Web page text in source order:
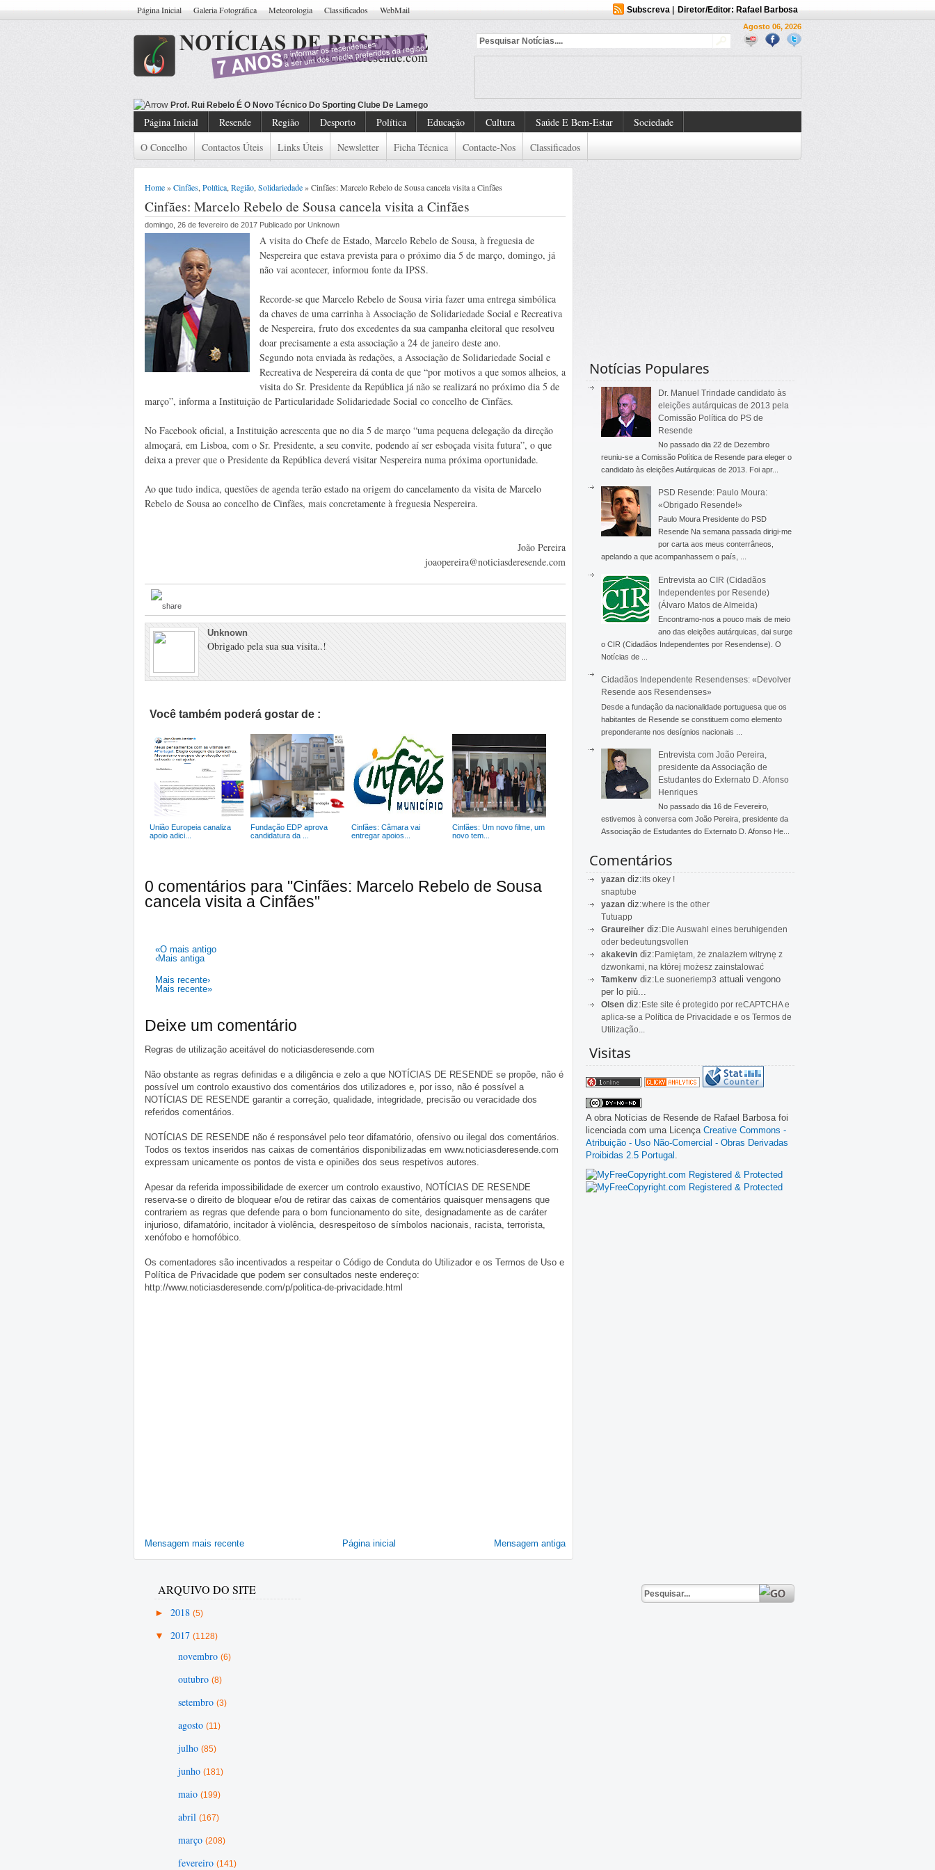
Página Inicial Galeria Fotográfica Meteorologia Classificados WebMail Subscreva| Diretor/Editor: Rafael Barbosa
Agosto 06, 2026
Prof. Rui Rebelo É O Novo Técnico Do Sporting Clube De Lamego
Página Inicial Resende Região Desporto Política Educação Cultura Saúde E Bem-Estar
Sociedade
O Concelho
Contactos Úteis Links Úteis Newsletter Ficha Técnica Contacte-Nos Classificados
Home»Cinfães Política Região Solidariedade» Cinfães: Marcelo Rebelo de Sousa cancela visita a Cinfães
Cinfães: Marcelo Rebelo de Sousa cancela visita a Cinfães
domingo, 26 de fevereiro de 2017 Publicado por Unknown
A visita do Chefe de Estado, Marcelo Rebelo de Sousa, à freguesia de
Nespereira que estava prevista para o próximo dia 5 de março, domingo, já
não vai acontecer, informou fonte da IPSS.
Recorde-se que Marcelo Rebelo de Sousa viria fazer uma entrega simbólica
da chaves de uma carrinha à Associação de Solidariedade Social e Recreativa
de Nespereira, fruto dos excedentes da sua campanha eleitoral que resolveu
doar precisamente a esta associação a 24 de janeiro deste ano.
Segundo nota enviada às redações, a Associação de Solidariedade Social e
Recreativa de Nespereira dá conta de que “por motivos a que somos alheios, a
visita do Sr. Presidente da República já não se realizará no próximo dia 5 de
março”, informa a Instituição de Particularidade Solidariedade Social co concelho de Cinfães.
No Facebook oficial, a Instituição acrescenta que no dia 5 de março “uma pequena delegação da direção
almoçará, em Lisboa, com o Sr. Presidente, a seu convite, podendo aí ser esboçada visita futura”, o que
deixa a prever que o Presidente da República deverá visitar Nespereira numa próxima oportunidade.
Ao que tudo indica, questões de agenda terão estado na origem do cancelamento da visita de Marcelo
Rebelo de Sousa ao concelho de Cinfães, mais concretamente à freguesia Nespereira.
João Pereira
joaopereira@noticiasderesende.com
Unknown
Obrigado pela sua sua visita..!
Você também poderá gostar de :
União Europeia canaliza
apoio adici...
Fundação EDP aprova
candidatura da ...
Cinfães: Câmara vai
entregar apoios...
Cinfães: Um novo filme, um
novo tem...
0 comentários para "Cinfães: Marcelo Rebelo de Sousa
cancela visita a Cinfães"
«O mais antigo
‹Mais antiga
Mais recente›
Mais recente»
Deixe um comentário
Regras de utilização aceitável do noticiasderesende.com
Não obstante as regras definidas e a diligência e zelo a que NOTÍCIAS DE RESENDE se propõe, não é
possível um controlo exaustivo dos comentários dos utilizadores e, por isso, não é possível a
NOTÍCIAS DE RESENDE garantir a correção, qualidade, integridade, precisão ou veracidade dos
referidos comentários.
NOTÍCIAS DE RESENDE não é responsável pelo teor difamatório, ofensivo ou ilegal dos comentários.
Todos os textos inseridos nas caixas de comentários disponibilizadas em www.noticiasderesende.com
expressam unicamente os pontos de vista e opiniões dos seus respetivos autores.
Apesar da referida impossibilidade de exercer um controlo exaustivo, NOTÍCIAS DE RESENDE
reserva-se o direito de bloquear e/ou de retirar das caixas de comentários quaisquer mensagens que
contrariem as regras que defende para o bom funcionamento do site, designadamente as de caráter
injurioso, difamatório, incitador à violência, desrespeitoso de símbolos nacionais, racista, terrorista,
xenófobo e homofóbico.
Os comentadores são incentivados a respeitar o Código de Conduta do Utilizador e os Termos de Uso e
Política de Privacidade que podem ser consultados neste endereço:
http://www.noticiasderesende.com/p/politica-de-privacidade.html
Mensagem mais recente Mensagem antiga
Página inicial
Notícias Populares
Dr. Manuel Trindade candidato às
eleições autárquicas de 2013 pela
Comissão Política do PS de
Resende
No passado dia 22 de Dezembro
reuniu-se a Comissão Política de Resende para eleger o
candidato às eleições Autárquicas de 2013. Foi apr...
PSD Resende: Paulo Moura:
«Obrigado Resende!»
Paulo Moura Presidente do PSD
Resende Na semana passada dirigi-me
por carta aos meus conterrâneos,
apelando a que acompanhassem o país, ...
Entrevista ao CIR (Cidadãos
Independentes por Resende)
(Álvaro Matos de Almeida)
Encontramo-nos a pouco mais de meio
ano das eleições autárquicas, dai surge
o CIR (Cidadãos Independentes por Resendense). O
Notícias de ...
Cidadãos Independente Resendenses: «Devolver
Resende aos Resendenses»
Desde a fundação da nacionalidade portuguesa que os
habitantes de Resende se constituem como elemento
preponderante nos desígnios nacionais ...
Entrevista com João Pereira,
presidente da Associação de
Estudantes do Externato D. Afonso
Henriques
No passado dia 16 de Fevereiro,
estivemos à conversa com João Pereira, presidente da
Associação de Estudantes do Externato D. Afonso He...
Comentários
yazan diz:its okey !
snaptube
yazan diz:where is the other
Tutuapp
Graureiher diz:Die Auswahl eines beruhigenden
oder bedeutungsvollen
akakevin diz:Pamiętam, że znalazłem witrynę z
dzwonkami, na której możesz zainstalować
Tamkenv diz:Le suoneriemp3 attuali vengono
per lo più...
Olsen diz:Este site é protegido por reCAPTCHA e
aplica-se a Política de Privacidade e os Termos de
Utilização...
Visitas
A obra Notícias de Resende de Rafael Barbosa foi
licenciada com uma Licença Creative Commons -
Atribuição - Uso Não-Comercial - Obras Derivadas
Proibidas 2.5 Portugal
ARQUIVO DO SITE
► 2018 (5)
▼ 2017 (1128)
novembro (6)
outubro (8)
setembro (3)
agosto (11)
julho (85)
junho (181)
maio (199)
abril (167)
março (208)
fevereiro (141)